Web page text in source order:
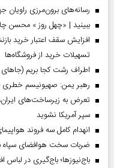
رسانه‌های برون‌مرزی راویان
ببینید | «چهل روز » محسن
افزایش سقف اعتبار خرید
تسهیلات خرید از فروشگاه‌ها
اطراف رشت کجا بریم
رهبر یمن: صهیونیسم خطری
تعرض به زیرساخت‌های ایران،
سپر آمریکا نشوید
انهدام کامل سه فروند هواپیمای اف ۳۵ در
ضربات سخت هوافضای سپاه به
باج‌نیوزها؛ باج‌گیری در لباس